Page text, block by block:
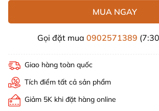
MUA NGAY
Gọi đặt mua 0902571389
Giao hàng toàn quốc
Tích điểm tất cả sản phẩm
Giảm 5K khi đặt hàng online